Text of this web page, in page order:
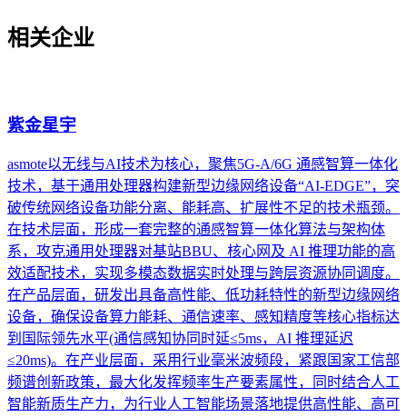
相关企业
紫金星宇
asmote以无线与AI技术为核心，聚焦5G-A/6G 通感智算一体化
技术，基于通用处理器构建新型边缘网络设备“AI-EDGE”，突
破传统网络设备功能分离、能耗高、扩展性不足的技术瓶颈。
在技术层面，形成一套完整的通感智算一体化算法与架构体
系，攻克通用处理器对基站BBU、核心网及 AI 推理功能的高
效适配技术，实现多模态数据实时处理与跨层资源协同调度。
在产品层面，研发出具备高性能、低功耗特性的新型边缘网络
设备，确保设备算力能耗、通信速率、感知精度等核心指标达
到国际领先水平(通信感知协同时延≤5ms，AI 推理延迟
≤20ms)。在产业层面，采用行业毫米波频段，紧跟国家工信部
频谱创新政策，最大化发挥频率生产要素属性，同时结合人工
智能新质生产力，为行业人工智能场景落地提供高性能、高可